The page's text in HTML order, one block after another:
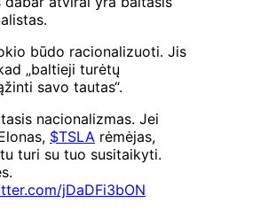
būdo racionalizuoti. Jis
„baltieji turėtų
savo tautas“.
nacionalizmas. Jei
$TSLA rėmėjas,
turi su tuo susitaikyti.
jDaDFi3bON